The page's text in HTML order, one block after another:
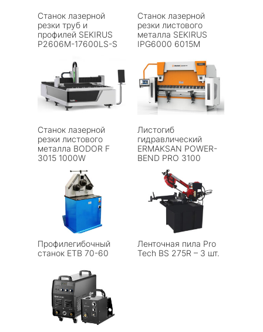
Станок лазерной
резки труб и
профилей SEKIRUS
P2606M-17600LS-S
Станок лазерной
резки листового
металла SEKIRUS
IPG6000 6015M
Станок лазерной
резки листового
металла BODOR F
3015 1000W
Листогиб
гидравлический
ERMAKSAN POWER-
BEND PRO 3100
Профилегибочный
станок ETB 70-60
Ленточная пила Pro
Tech BS 275R – 3 шт.